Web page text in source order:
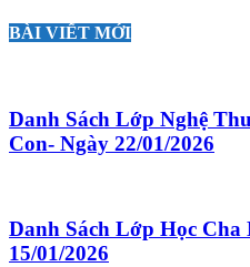
BÀI VIẾT MỚI
Danh Sách Lớp Nghệ
Con- Ngày 22/01/2026
Danh Sách Lớp Học
15/01/2026